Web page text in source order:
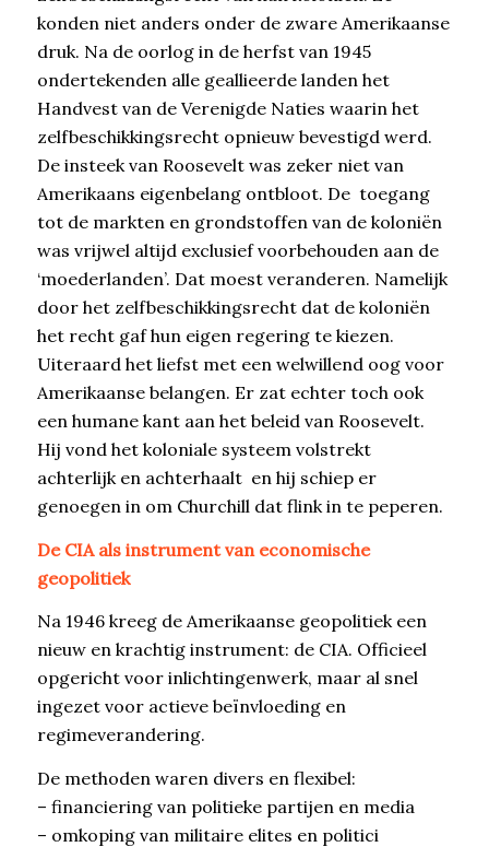
konden niet anders onder de zware Amerikaanse
druk. Na de oorlog in de herfst van 1945
ondertekenden alle geallieerde landen het
Handvest van de Verenigde Naties waarin het
zelfbeschikkingsrecht opnieuw bevestigd werd.
De insteek van Roosevelt was zeker niet van
Amerikaans eigenbelang ontbloot. De toegang
tot de markten en grondstoffen van de koloniën
was vrijwel altijd exclusief voorbehouden aan de
‘moederlanden’. Dat moest veranderen. Namelijk
door het zelfbeschikkingsrecht dat de koloniën
het recht gaf hun eigen regering te kiezen.
Uiteraard het liefst met een welwillend oog voor
Amerikaanse belangen. Er zat echter toch ook
een humane kant aan het beleid van Roosevelt.
Hij vond het koloniale systeem volstrekt
achterlijk en achterhaalt en hij schiep er
genoegen in om Churchill dat flink in te peperen.
De CIA als instrument van economische
geopolitiek
Na 1946 kreeg de Amerikaanse geopolitiek een
nieuw en krachtig instrument: de CIA. Officieel
opgericht voor inlichtingenwerk, maar al snel
ingezet voor actieve beïnvloeding en
regimeverandering.
De methoden waren divers en flexibel:
– financiering van politieke partijen en media
– omkoping van militaire elites en politici